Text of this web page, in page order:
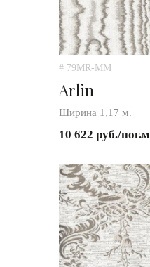
# 79MR-MM
Arlin
Ширина 1,17 м.
10 622 руб./пог.м